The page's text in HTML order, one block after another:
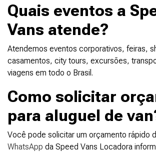
Quais eventos a
Vans atende?
Atendemos eventos corporativos, feiras,
casamentos, city tours, excursões,
viagens em todo o Brasil.
Como solicitar
para aluguel de
Você pode solicitar um orçamento rápido
WhatsApp da Speed Vans Locadora